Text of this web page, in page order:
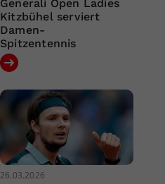
Generali Open Ladies
Kitzbühel serviert
Damen-
Spitzentennis
26.03.2026